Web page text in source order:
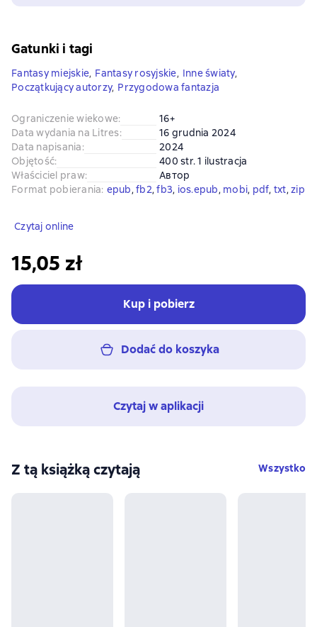
Gatunki i tagi
Fantasy miejskie, Fantasy rosyjskie, Inne światy,
Początkujący autorzy, Przygodowa fantazja
Ograniczenie wiekowe:
16+
Data wydania na Litres:
16 grudnia 2024
Data napisania:
2024
Objętość:
400 str. 1 ilustracja
Właściciel praw:
Автор
Format pobierania: epub, fb2, fb3, ios.epub, mobi, pdf, txt, zip
Czytaj online
15,05 zł
Kup i pobierz
Dodać do koszyka
Czytaj w aplikacji
Z tą książką czytają Wszystko